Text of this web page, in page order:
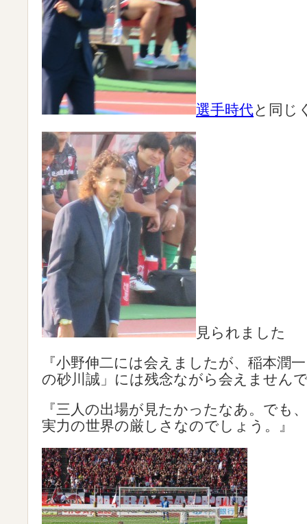
選手時代と同じ
見られました
『小野伸二には会えましたが、稲本潤
の砂川誠」には残念ながら会えません
『三人の出場が見たかったなあ。でも
実力の世界の厳しさなのでしょう。』